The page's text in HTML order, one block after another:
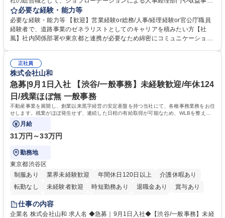
等のフロント部門の部署等幅広い部署での業務をお任せいたします。研修
制度やキャリア支援が充実しております！ ※下記業務詳細 【業務詳細】■
管理部門：広報、人事、経理など当公社の運営に係る管理業務 ■収益部
門：駐車場の新規開拓、管理運営、新宿駅西口広場の「イベントコーナ
道路施設や道路工事現場の見学ツアー事業 ※入社後は上記いずれかの部門
へ配属。※業務内容変更の範囲：会社の定める業務 募集職種 【都庁グル
ープ】総合職（事務）◇残業月平均9時間未満／有給年平均16日取得
必要な経験・能力等
必要な経験・能力等 【歓迎】営業経験or総務/人事/経理経験or官公庁職員
経験者で、道路事業のゼネラリストとしてのキャリアを積みたい方【社
風】社内関係部署や東京都と連携が必要なため綿密にコミュニケーション
部門など多岐に渡る業務を経験できます。 ■様々なプロジェクト：駐車場
事業の他、新宿駅西口広場内に設置された照明を兼ねた広告「ブライトサ
イン」の管理運営を行うなど、事業収益を生み出す活動を積極的に行って
います。 学歴・資格 学歴：大学院 大学 高専 短大 専修学校 高校 語学力：
資格：
正社員
株式会社山和
急募|9月1日入社 【渋谷/一般事務】未経験歓迎/年休124
日/残業ほぼ無 一般事務
不動産事業を展開し、創業以来黒字経営の安定基盤を持つ当社にて、各種事務業務をお任
せします。残業がほぼ発生せず、連続した日程の有給取得が可能なため、WLBを整えた
い方にお勧めの環境です！
月給
31万円～33万円
勤務地
東京都渋谷区
制服あり
業界未経験歓迎 年間休日120日以上
介護休暇あり
転勤なし
未経験者歓迎 時短勤務あり 退職金あり
賞与あり
育休あり
完全週休2日制
仕事の内容
企業名 株式会社山和 求人名 ◆急募｜9月1日入社◆【渋谷/一般事務】未経